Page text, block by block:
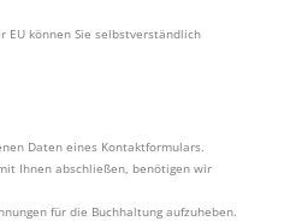
EU können Sie selbstverständlich
Daten eines Kontaktformulars.
Ihnen abschließen, benötigen wir
für die Buchhaltung aufzuheben.